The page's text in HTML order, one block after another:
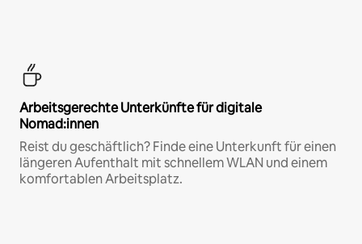
Arbeitsgerechte Unterkünfte für digitale
Nomad:innen
Reist du geschäftlich? Finde eine Unterkunft für einen
längeren Aufenthalt mit schnellem WLAN und einem
komfortablen Arbeitsplatz.